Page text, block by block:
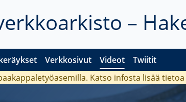
–
Verkkosivut Videot Twiitit
Katso infosta lisää